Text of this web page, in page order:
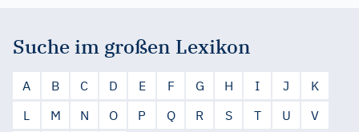
Suche im großen Lexikon
A B C D E F G H I J
K
L
M N O P Q R S T U
V